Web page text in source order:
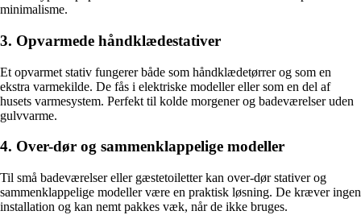
minimalisme.
3. Opvarmede håndklædestativer
Et opvarmet stativ fungerer både som håndklædetørrer og som en
ekstra varmekilde. De fås i elektriske modeller eller som en del af
husets varmesystem. Perfekt til kolde morgener og badeværelser uden
gulvvarme.
4. Over-dør og sammenklappelige modeller
Til små badeværelser eller gæstetoiletter kan over-dør stativer og
sammenklappelige modeller være en praktisk løsning. De kræver ingen
installation og kan nemt pakkes væk, når de ikke bruges.